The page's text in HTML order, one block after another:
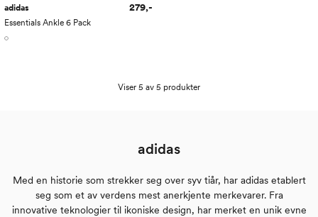
adidas
Essentials Ankle 6 Pack
279,-
Viser 5 av 5 produkter
adidas
Med en historie som strekker seg over syv tiår, har adidas etablert
seg som et av verdens mest anerkjente merkevarer. Fra
innovative teknologier til ikoniske design, har merket en unik evne